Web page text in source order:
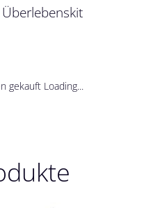
gekauft Loading...